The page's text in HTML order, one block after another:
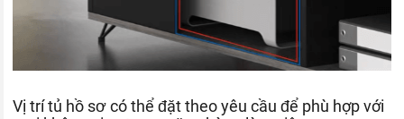
Vị trí tủ hồ sơ có thể đặt theo yêu cầu để phù hợp với